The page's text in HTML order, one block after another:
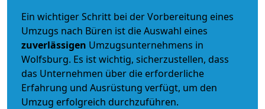
Ein wichtiger Schritt bei der Vorbereitung eines
Umzugs nach Büren ist die Auswahl eines
zuverlässigen Umzugsunternehmens in
Wolfsburg. Es ist wichtig, sicherzustellen, dass
das Unternehmen über die erforderliche
Erfahrung und Ausrüstung verfügt, um den
Umzug erfolgreich durchzuführen.